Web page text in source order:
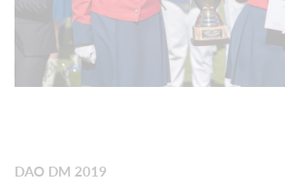
DAO DM 2019